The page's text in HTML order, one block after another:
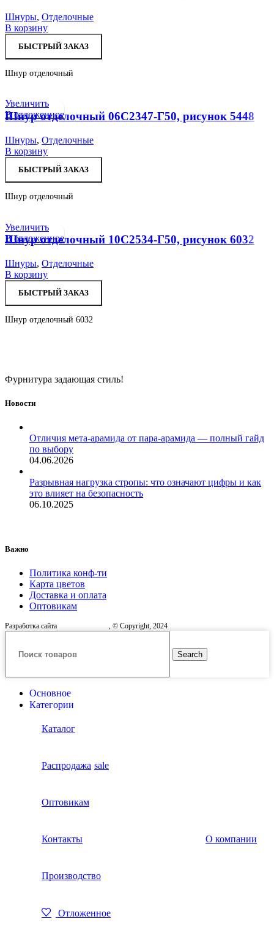
Шнуры, Отделочные
В корзину
БЫСТРЫЙ ЗАКАЗ
Шнур отделочный
Увеличить
В отложенное
Шнур отделочный 06С2347-Г50, рисунок 5448
Шнуры, Отделочные
В корзину
БЫСТРЫЙ ЗАКАЗ
Шнур отделочный
Увеличить
В отложенное
Шнур отделочный 10С2534-Г50, рисунок 6032
Шнуры, Отделочные
В корзину
БЫСТРЫЙ ЗАКАЗ
Шнур отделочный 6032
Фурнитура задающая стиль!
Новости
Отличия мета-арамида от пара-арамида — полный гайд
по выбору
04.06.2026
Разрывная нагрузка стропы: что означают цифры и как
это влияет на безопасность
06.10.2025
Важно
Политика конф-ти
Карта цветов
Доставка и оплата
Оптовикам
Разработка сайта , © Copyright, 2024
Search
Основное
Категории
Каталог
Распродажа sale
Оптовикам
Контакты О компании
Производство
Отложенное